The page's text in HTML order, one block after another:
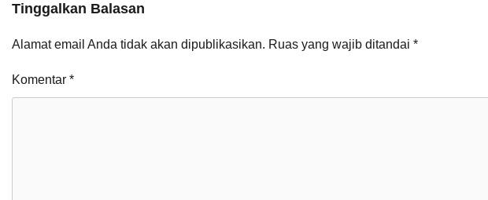
Tinggalkan Balasan
Alamat email Anda tidak akan dipublikasikan. Ruas yang wajib ditandai *
Komentar *